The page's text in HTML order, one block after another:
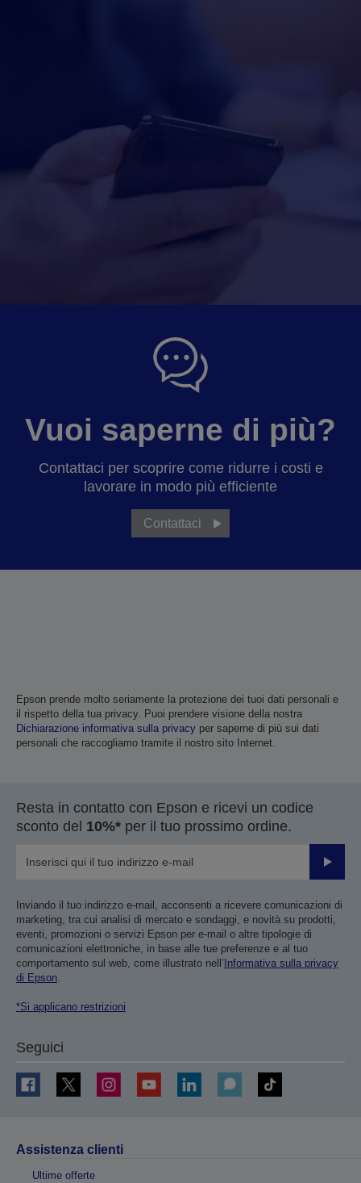
Vuoi saperne di più?
Contattaci per scoprire come ridurre i costi e
lavorare in modo più efficiente
Contattaci
Epson prende molto seriamente la protezione dei tuoi dati personali e
il rispetto della tua privacy. Puoi prendere visione della nostra
Dichiarazione informativa sulla privacy per saperne di più sui dati
personali che raccogliamo tramite il nostro sito Internet.
Resta in contatto con Epson e ricevi un codice
sconto del 10%* per il tuo prossimo ordine.
Invia
Inviando il tuo indirizzo e-mail, acconsenti a ricevere comunicazioni di
marketing, tra cui analisi di mercato e sondaggi, e novità su prodotti,
eventi, promozioni o servizi Epson per e-mail o altre tipologie di
comunicazioni elettroniche, in base alle tue preferenze e al tuo
comportamento sul web, come illustrato nell’ Informativa sulla privacy
di Epson.
*Si applicano restrizioni
Seguici
Assistenza clienti
Ultime offerte